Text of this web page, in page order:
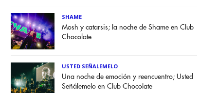
SHAME
Mosh y catarsis; la noche de Shame en Club
Chocolate
USTED SEÑALEMELO
Una noche de emoción y reencuentro; Usted
Señálemelo en Club Chocolate